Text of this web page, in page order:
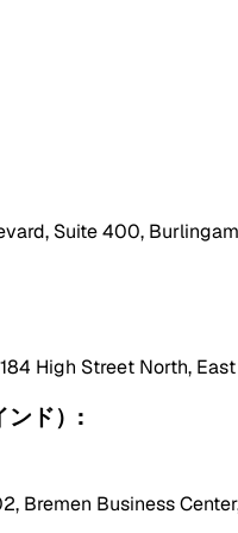
Suite 400,
High Street North,
ンド）:
Business